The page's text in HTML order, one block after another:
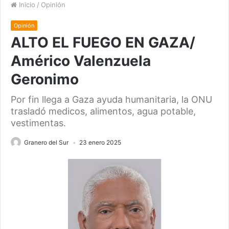
Inicio / Opinión
Opinión
ALTO EL FUEGO EN GAZA/
Américo Valenzuela
Geronimo
Por fin llega a Gaza ayuda humanitaria, la ONU
trasladó medicos, alimentos, agua potable,
vestimentas.
Granero del Sur 23 enero 2025